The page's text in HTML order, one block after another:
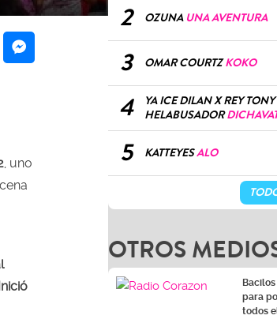
, uno
2 OZUNA UNA AVENTURA
3 OMAR COURTZKOKO
4
YA ICE DILAN X REY
HELABUSADOR
5 KATTEYESALO
OTROS
para
todos